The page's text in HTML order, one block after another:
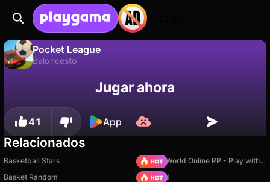
Pocket League
Baloncesto
¡Guarda el progreso!Jugar ahora
41 App
Relacionados
Basketball Stars
Sprunki World Online RP - Play with Friends!
Basket Random
TB World